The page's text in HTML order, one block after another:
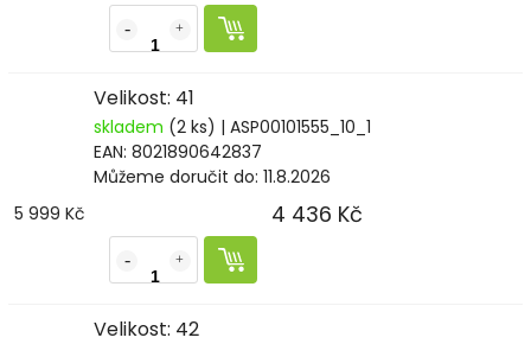
Velikost: 41
skladem (2 ks) | ASP00101555_10_1
EAN: 8021890642837
Můžeme doručit do: 11.8.2026
5 999 Kč
4 436 Kč
Velikost: 42